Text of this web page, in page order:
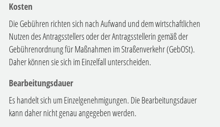
Kosten
Die Gebühren richten sich nach Aufwand und dem wirtschaftlichen
Nutzen des Antragsstellers oder der Antragsstellerin gemäß der
Gebührenordnung für Maßnahmen im Straßenverkehr (GebOSt).
Daher können sie sich im Einzelfall unterscheiden.
Bearbeitungsdauer
Es handelt sich um Einzelgenehmigungen. Die Bearbeitungsdauer
kann daher nicht genau angegeben werden.